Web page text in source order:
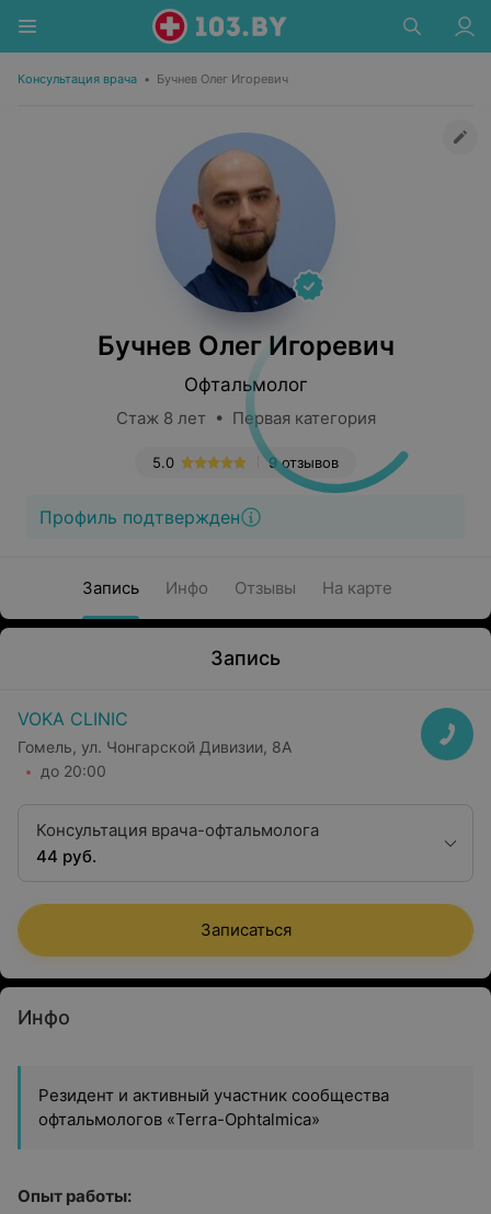
Консультация врача • Бучнев Олег Игоревич
Бучнев Олег Игоревич
Офтальмолог
Стаж 8 лет • Первая категория
9 отзывов
5.0
Профиль подтвержден
Запись Инфо Отзывы На карте
Запись
VOKA CLINIC
Гомель, ул. Чонгарской Дивизии, 8А
до 20:00
Консультация врача-офтальмолога
44 руб.
Записаться
Инфо
Резидент и активный участник сообщества
офтальмологов «Terra-Ophtalmica»
Опыт работы: